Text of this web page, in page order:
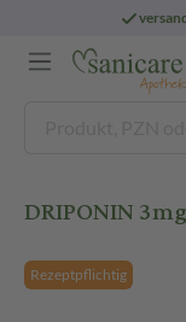
DRIPONIN
Rezeptpflichtig